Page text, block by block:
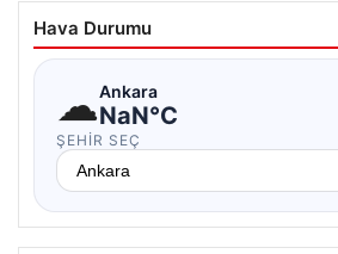
Hava Durumu
☁Ankara
NaN°C
ŞEHIR SEÇ